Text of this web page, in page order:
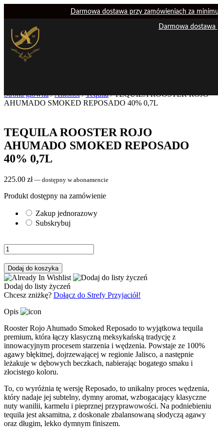
Darmowa dostawa przy zamówieniach za
Darmowa dostawa
Strona główna/Alkohol/Tequila/ TEQUILA ROOSTER ROJO
AHUMADO SMOKED REPOSADO 40% 0,7L
TEQUILA ROOSTER ROJO
AHUMADO SMOKED REPOSADO
40% 0,7L
225.00 zł — dostępny w abonamencie
Produkt dostępny na zamówienie
Zakup jednorazowy
Subskrybuj
Dodaj do koszyka
Dodaj do listy życzeń
Chcesz zniżkę? Dołącz do Strefy Przyjaciół!
Opis
Rooster Rojo Ahumado Smoked Reposado to wyjątkowa tequila
premium, która łączy klasyczną meksykańską tradycję z
innowacyjnym procesem starzenia i wędzenia. Powstaje ze 100%
agawy błękitnej, dojrzewającej w regionie Jalisco, a następnie
leżakuje w dębowych beczkach, nabierając bogatego smaku i
złocistego koloru.
To, co wyróżnia tę wersję Reposado, to unikalny proces wędzenia,
który nadaje jej subtelny, dymny aromat, wzbogacający klasyczne
nuty wanilii, karmelu i pieprznej przyprawowości. Na podniebieniu
tequila jest aksamitna, z doskonale zbalansowaną słodyczą agawy
oraz długim, lekko dymnym finiszem.